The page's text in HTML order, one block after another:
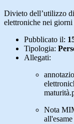
Divieto dell’utilizzo
elettroniche nei giorni
Pubblicato il:
Tipologia:
Allegati:
Nota